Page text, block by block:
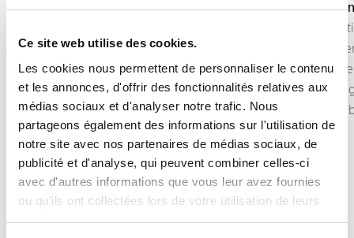
Ce site web utilise des cookies.
Les cookies nous permettent de personnaliser le contenu
et les annonces, d'offrir des fonctionnalités relatives aux
médias sociaux et d'analyser notre trafic. Nous
partageons également des informations sur l'utilisation de
notre site avec nos partenaires de médias sociaux, de
publicité et d'analyse, qui peuvent combiner celles-ci
avec d'autres informations que vous leur avez fournies
ou qu'ils ont collectées lors de votre utilisation de leurs
services.
Affichage seconde
précision l’écoulement du temps.
Selon la construction du mouvement, il peut
prendre la forme d’une seconde centrale ou
d’une petite seconde décentrée, intégrée à
l’architecture du cadran.
Le
Simple
une
à